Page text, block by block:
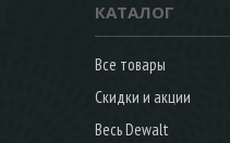
КАТАЛОГ
Все товары
Скидки и акции
Весь Dewalt